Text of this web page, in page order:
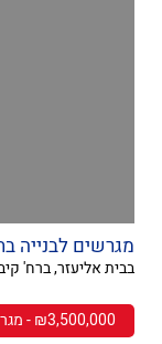
מגרשים לבנייה
בבית אליעזר, ברח'
₪3,500,000 - מגרש